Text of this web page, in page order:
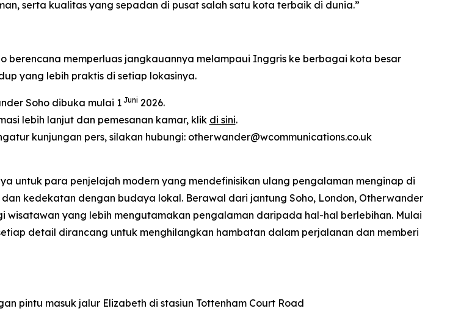
serta kualitas yang sepadan di pusat salah satu kota terbaik di dunia.”
berencana memperluas jangkauannya melampaui Inggris ke berbagai kota besar
yang lebih praktis di setiap lokasinya.
Soho dibuka mulai 1 Juni 2026.
lebih lanjut dan pemesanan kamar, klik di sini.
kunjungan pers, silakan hubungi: otherwander@wcommunications.co.uk
untuk para penjelajah modern yang mendefinisikan ulang pengalaman menginap di
kedekatan dengan budaya lokal. Berawal dari jantung Soho, London, Otherwander
wisatawan yang lebih mengutamakan pengalaman daripada hal-hal berlebihan. Mulai
detail dirancang untuk menghilangkan hambatan dalam perjalanan dan memberi
pintu masuk jalur Elizabeth di stasiun Tottenham Court Road